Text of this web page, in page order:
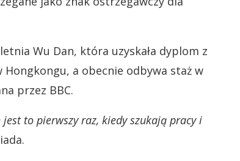
Wu Dan, która uzyskała dyplom z
a obecnie odbywa staż w
przez BBC.
to pierwszy raz, kiedy szukają pracy i